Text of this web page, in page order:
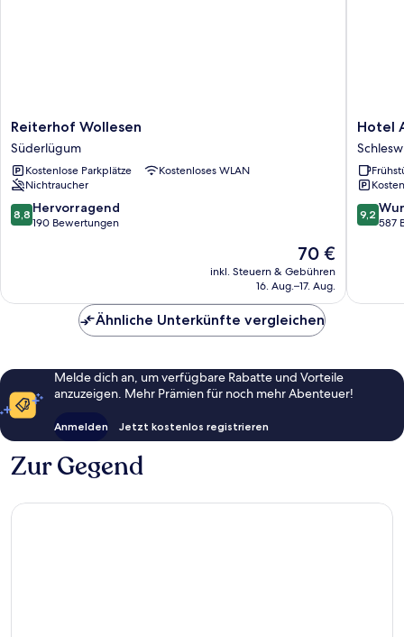
Reiterhof
Wollesen
Süderlügum
Reiterhof Wollesen
Süderlügum
Kostenlose Parkplätze
Kostenloses WLAN
Nichtraucher
8.8
von
8,8 Hervorragend
190 Bewertungen
Der
Preis
beträgt
70 €
inkl. Steuern & Gebühren
16. Aug.–17. Aug.
Hotel
Alter
Hotel
9.2
von
9,2
587
Ähnliche Unterkünfte vergleichen
Melde dich an, um verfügbare Rabatte und Vorteile
anzuzeigen. Mehr Prämien für noch mehr Abenteuer!
Anmelden Jetzt kostenlos registrieren
Zur Gegend